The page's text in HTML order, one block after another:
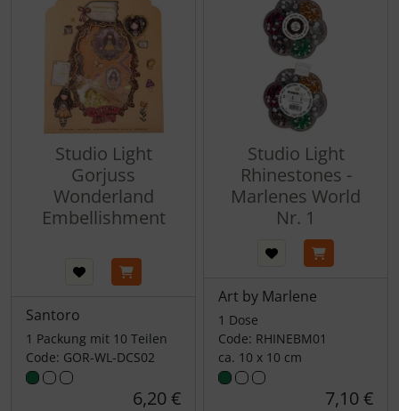
Studio Light
Gorjuss
Wonderland
Embellishment
Santoro
1 Packung mit 10 Teilen
Code: GOR-WL-DCS02
6,20 €
Studio Light
Rhinestones -
Marlenes World
Nr. 1
Art by Marlene
1 Dose
Code: RHINEBM01
ca. 10 x 10 cm
7,10 €